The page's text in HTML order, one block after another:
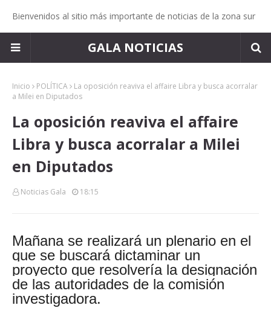
Bienvenidos al sitio más importante de noticias de la zona sur
GALA NOTICIAS
Inicio POLÍTICA
La oposición reaviva el affaire Libra y busca acorralar
a Milei en Diputados
La oposición reaviva el affaire
Libra y busca acorralar a Milei
en Diputados
Noticias Gala 18:15
Mañana se realizará un plenario en el
que se buscará dictaminar un
proyecto que resolvería la designación
de las autoridades de la comisión
investigadora.